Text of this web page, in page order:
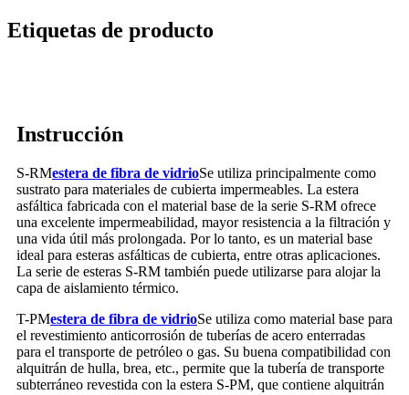
Etiquetas de producto
Instrucción
S-RMestera de fibra de vidrioSe utiliza principalmente como
sustrato para materiales de cubierta impermeables. La estera
asfáltica fabricada con el material base de la serie S-RM ofrece
una excelente impermeabilidad, mayor resistencia a la filtración y
una vida útil más prolongada. Por lo tanto, es un material base
ideal para esteras asfálticas de cubierta, entre otras aplicaciones.
La serie de esteras S-RM también puede utilizarse para alojar la
capa de aislamiento térmico.
T-PMestera de fibra de vidrioSe utiliza como material base para
el revestimiento anticorrosión de tuberías de acero enterradas
para el transporte de petróleo o gas. Su buena compatibilidad con
alquitrán de hulla, brea, etc., permite que la tubería de transporte
subterráneo revestida con la estera S-PM, que contiene alquitrán